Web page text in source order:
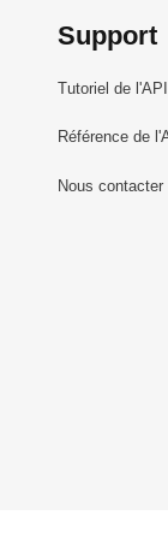
Support
Tutoriel de l'API
Référence de
Nous contacter